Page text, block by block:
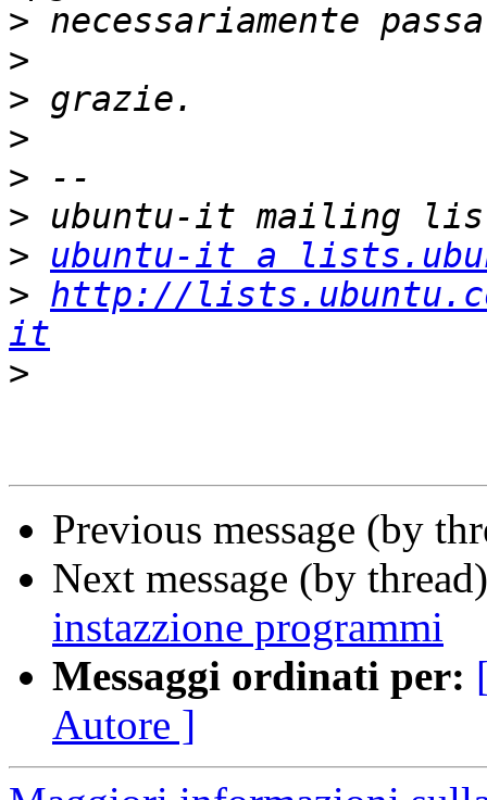
>
>
>
>
>
>
>
ubuntu-it a
> http://
it
>
Previous message (by
Next message (by
instazzione programmi
Messaggi ordinati per:
Autore ]